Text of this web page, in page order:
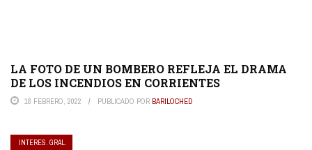
LA FOTO DE UN BOMBERO REFLEJA EL DRAMA
DE LOS INCENDIOS EN CORRIENTES
18 FEBRERO, 2022 PUBLICADO POR BARILOCHED
INTERES. GRAL.